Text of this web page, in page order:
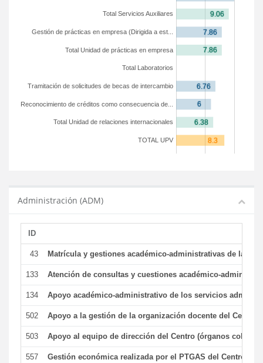
TOTAL UPV
Total Unidad de relaciones internacionales
Reconocimiento de créditos como consecuencia de...
Tramitación de solicitudes de becas de intercambio
Total Laboratorios
Total Unidad de prácticas en empresa
Gestión de prácticas en empresa (Dirigida a est...
Total Servicios Auxiliares
Administración (ADM)
ID
43 Matrícula y gestiones académico-administrativas de la
133 Atención de consultas y cuestiones académico-
134 Apoyo académico-administrativo de los servicios
502 Apoyo a la gestión de la organización docente del Centro
503 Apoyo al equipo de dirección del Centro (órganos
557 Gestión económica realizada por el PTGAS del Centro